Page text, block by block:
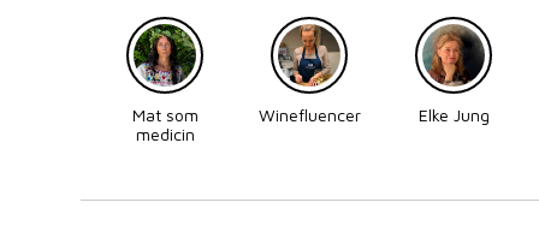
Mat som
medicin
Winefluencer Elke Jung